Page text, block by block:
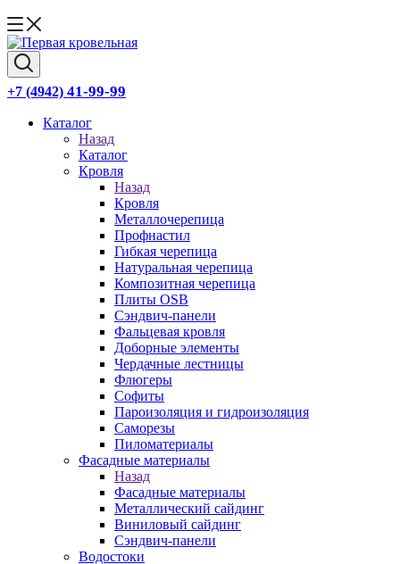
+7 (4942) 41-99-99
Каталог
Назад
Каталог
Кровля
Назад
Кровля
Металлочерепица
Профнастил
Гибкая черепица
Натуральная черепица
Композитная черепица
Плиты OSB
Сэндвич-панели
Фальцевая кровля
Доборные элементы
Чердачные лестницы
Флюгеры
Софиты
Пароизоляция и гидроизоляция
Саморезы
Пиломатериалы
Фасадные материалы
Назад
Фасадные материалы
Металлический сайдинг
Виниловый сайдинг
Сэндвич-панели
Водостоки